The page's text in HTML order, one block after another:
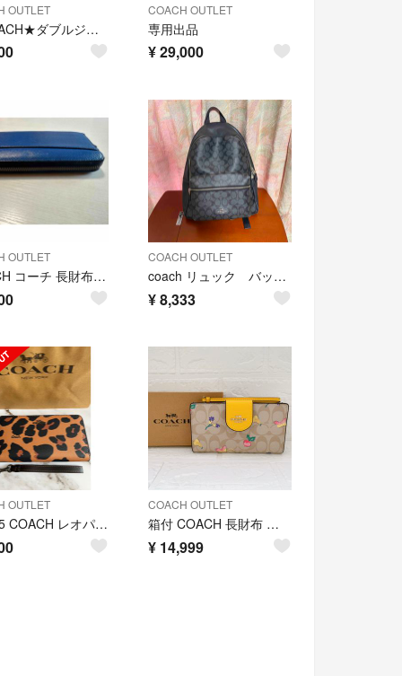
OUTLET
★COACH★ダブルジップリュック ラージサイズA4・ノートPC収納可
COACH OUTLET
専用出品
¥29,000
OUTLET
COACH コーチ 長財布 ラウンドファスナー ブルー 青
COACH OUTLET
coach リュック バックパック モノグラム ブラック モノトーン
¥8,333
OUTLET
CC865 COACH レオパード柄 ラウンドジップ長財布 アウトレット
COACH OUTLET
箱付 COACH 長財布 コーチ リストレット付 シグネチャー C8751 花柄 イエロー
¥ 14,999